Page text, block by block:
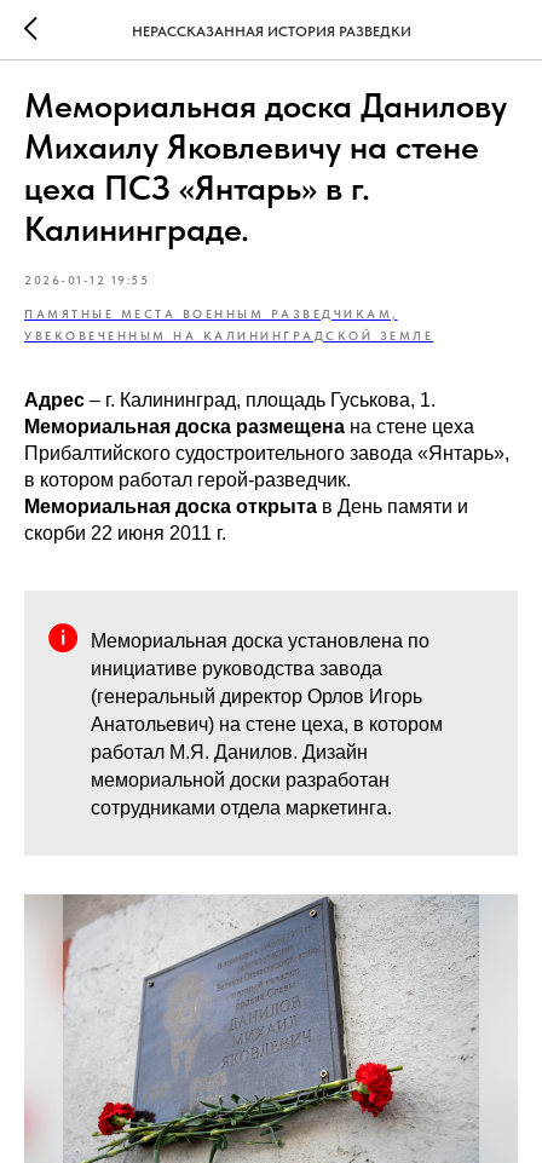
НЕРАССКАЗАННАЯ ИСТОРИЯ РАЗВЕДКИ
Мемориальная доска Данилову
Михаилу Яковлевичу на стене
цеха ПСЗ «Янтарь» в г.
Калининграде.
2026-01-12 19:55
ПАМЯТНЫЕ МЕСТА ВОЕННЫМ РАЗВЕДЧИКАМ,
УВЕКОВЕЧЕННЫМ НА КАЛИНИНГРАДСКОЙ ЗЕМЛЕ
Адрес – г. Калининград, площадь Гуськова, 1.
Мемориальная доска размещена на стене цеха
Прибалтийского судостроительного завода «Янтарь»,
в котором работал герой-разведчик.
Мемориальная доска открыта в День памяти и
скорби 22 июня 2011 г.
Мемориальная доска установлена по
инициативе руководства завода
(генеральный директор Орлов Игорь
Анатольевич) на стене цеха, в котором
работал М.Я. Данилов. Дизайн
мемориальной доски разработан
сотрудниками отдела маркетинга.